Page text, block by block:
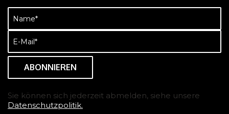
(erforderlich)
Mail
(erforderlich)
Sie können sich jederzeit abmelden, siehe unsere
Datenschutzpolitik.